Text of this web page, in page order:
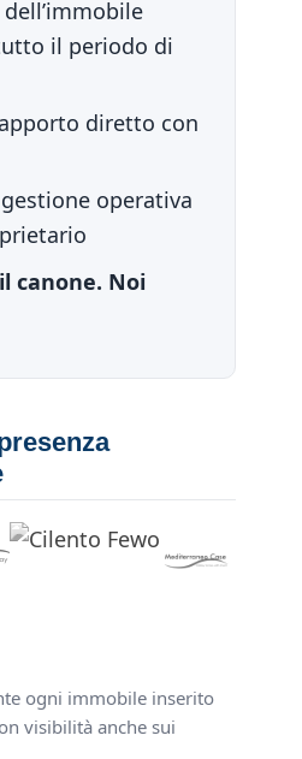
il periodo di
diretto con
operativa
canone. Noi
ogni immobile inserito
visibilità anche sui